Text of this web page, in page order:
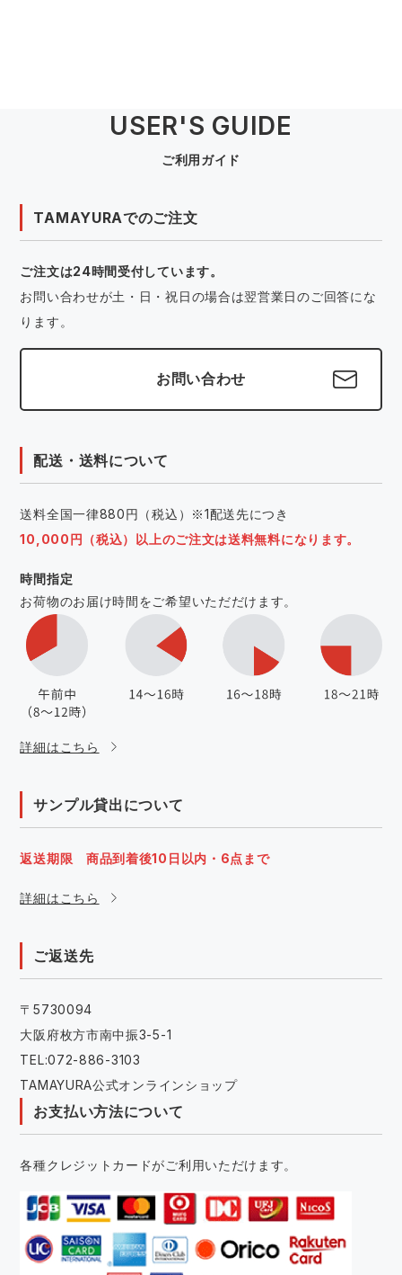
USER'S GUIDE
ご利用ガイド
TAMAYURAでのご注文
ご注文は24時間受付しています。
お問い合わせが土・日・祝日の場合は翌営業日のご回答にな
ります。
お問い合わせ
配送・送料について
送料全国一律880円（税込）※1配送先につき
10,000円（税込）以上のご注文は送料無料になります。
時間指定
お荷物のお届け時間をご希望いただだけます。
詳細はこちら
サンプル貸出について
返送期限 商品到着後10日以内・6点まで
詳細はこちら
ご返送先
〒5730094
大阪府枚方市南中振3-5-1
TEL:072-886-3103
TAMAYURA公式オンラインショップ
お支払い方法について
各種クレジットカードがご利用いただけます。